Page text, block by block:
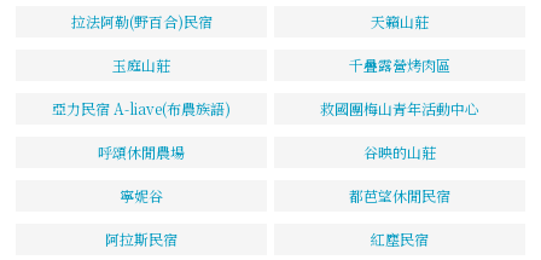
拉法阿勒(野百合)民宿 天籟山莊
玉庭山莊 千疊露營烤肉區
亞力民宿 A-liave(布農族語) 救國團梅山青年活動中心
呼頌休閒農場 谷映的山莊
寧妮谷 都芭望休閒民宿
阿拉斯民宿 紅塵民宿